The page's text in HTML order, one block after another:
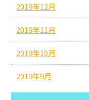
2019年12月
2019年11月
2019年10月
2019年9月